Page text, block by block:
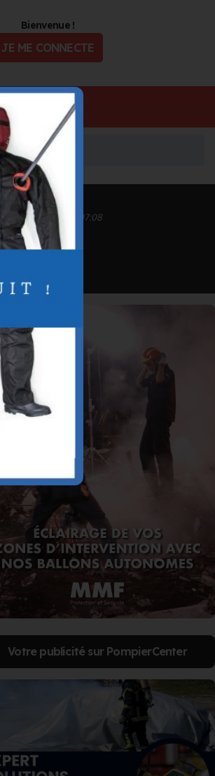
Bienvenue !
JE ME CONNECTE
d'Emploi
à 11:16
le 31/12/2025 à 07:08
Votre publicité sur PompierCenter